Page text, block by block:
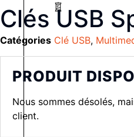
Clés USB
Catégories Clé USB,
PRODUIT
Nous sommes désolés,
client.